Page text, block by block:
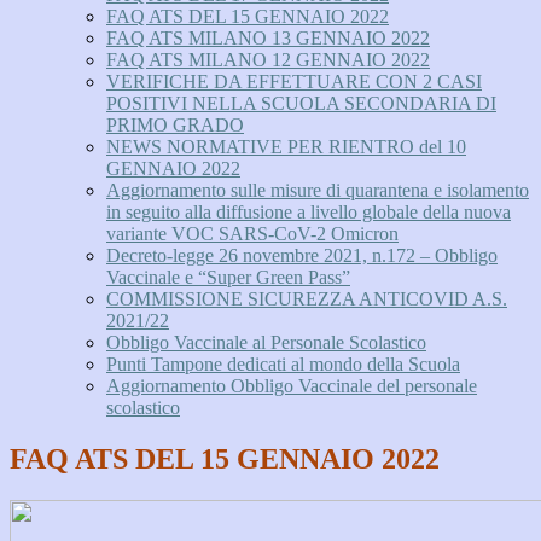
FAQ ATS DEL 15 GENNAIO 2022
FAQ ATS MILANO 13 GENNAIO 2022
FAQ ATS MILANO 12 GENNAIO 2022
VERIFICHE DA EFFETTUARE CON 2 CASI
POSITIVI NELLA SCUOLA SECONDARIA DI
PRIMO GRADO
NEWS NORMATIVE PER RIENTRO del 10
GENNAIO 2022
Aggiornamento sulle misure di quarantena e isolamento
in seguito alla diffusione a livello globale della nuova
variante VOC SARS-CoV-2 Omicron
Decreto-legge 26 novembre 2021, n.172 – Obbligo
Vaccinale e “Super Green Pass”
COMMISSIONE SICUREZZA ANTICOVID A.S.
2021/22
Obbligo Vaccinale al Personale Scolastico
Punti Tampone dedicati al mondo della Scuola
Aggiornamento Obbligo Vaccinale del personale
scolastico
FAQ ATS DEL 15 GENNAIO 2022